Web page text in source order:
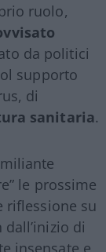
ruolo,
da politici
supporto
di
sanitaria.
” le prossime
riflessione su
dall’inizio di
insensate e